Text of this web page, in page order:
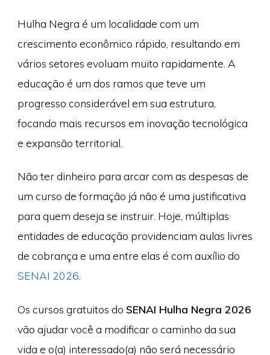
Hulha Negra é um localidade com um
crescimento econômico rápido, resultando em
vários setores evoluam muito rapidamente. A
educação é um dos ramos que teve um
progresso considerável em sua estrutura,
focando mais recursos em inovação tecnológica
e expansão territorial.
Não ter dinheiro para arcar com as despesas de
um curso de formação já não é uma justificativa
para quem deseja se instruir. Hoje, múltiplas
entidades de educação providenciam aulas livres
de cobrança e uma entre elas é com auxílio do
SENAI 2026
Os cursos gratuitos do SENAI Hulha Negra 2026
vão ajudar você a modificar o caminho da sua
vida e o(a) interessado(a) não será necessário